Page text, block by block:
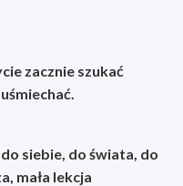
zacznie szukać
siebie, do świata, do
mała lekcja